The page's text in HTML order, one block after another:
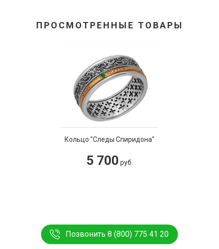
ПРОСМОТРЕННЫЕ ТОВАРЫ
Кольцо "Следы Спиридона"
5 700 руб.
Позвонить 8 (800) 775 41 20